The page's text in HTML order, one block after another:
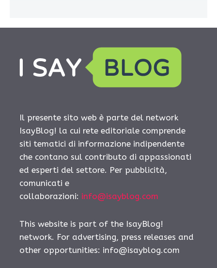
Il presente sito web è parte del network
IsayBlog! la cui rete editoriale comprende
siti tematici di informazione indipendente
che contano sul contributo di appassionati
ed esperti del settore. Per pubblicità,
comunicati e
collaborazioni: info@isayblog.com
This website is part of the IsayBlog!
network. For advertising, press releases and
other opportunities: info@isayblog.com